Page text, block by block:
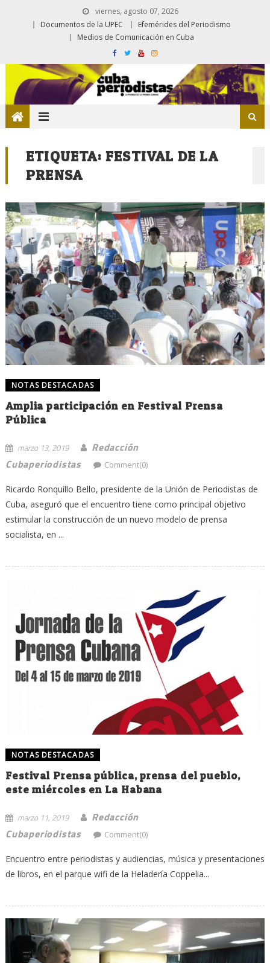
viernes, agosto 07, 2026
Documentos de la UPEC
Efemérides del Periodismo
Medios de Comunicación en Cuba
ETIQUETA: FESTIVAL DE LA
PRENSA
NOTAS DESTACADAS
Amplia participación en Festival Prensa
Pública
marzo 13, 2019
Redacción
Cubaperiodistas
Comment(0)
Ricardo Ronquillo Bello, presidente de la Unión de Periodistas de
Cuba, aseguró que el encuentro tiene como principal objetivo
estimular la construcción de un nuevo modelo de prensa
socialista, en ...
NOTAS DESTACADAS
Festival Prensa pública, prensa del pueblo,
este miércoles en La Habana
marzo 11, 2019
Redacción
Cubaperiodistas
Comment(0)
Encuentro entre periodistas y audiencias, música y presentaciones
de libros, en el parque wifi de la Heladería Coppelia...